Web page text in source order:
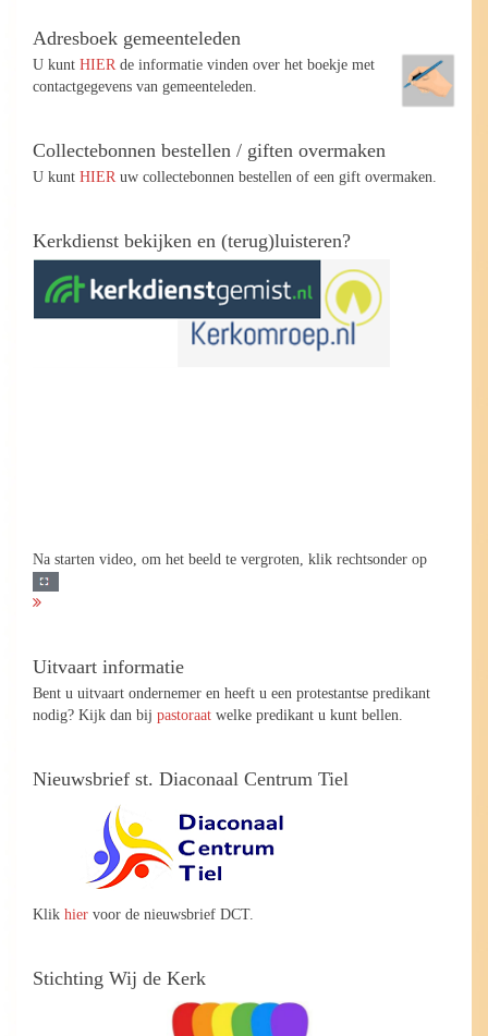
Adresboek gemeenteleden
U kunt HIER de informatie vinden over het boekje met
contactgegevens van gemeenteleden.
Collectebonnen bestellen / giften overmaken
U kunt HIER uw collectebonnen bestellen of een gift overmaken.
Kerkdienst bekijken en (terug)luisteren?
Na starten video, om het beeld te vergroten, klik rechtsonder op
Uitvaart informatie
Bent u uitvaart ondernemer en heeft u een protestantse predikant
nodig? Kijk dan bij pastoraat welke predikant u kunt bellen.
Nieuwsbrief st. Diaconaal Centrum Tiel
Klik hier voor de nieuwsbrief DCT.
Stichting Wij de Kerk